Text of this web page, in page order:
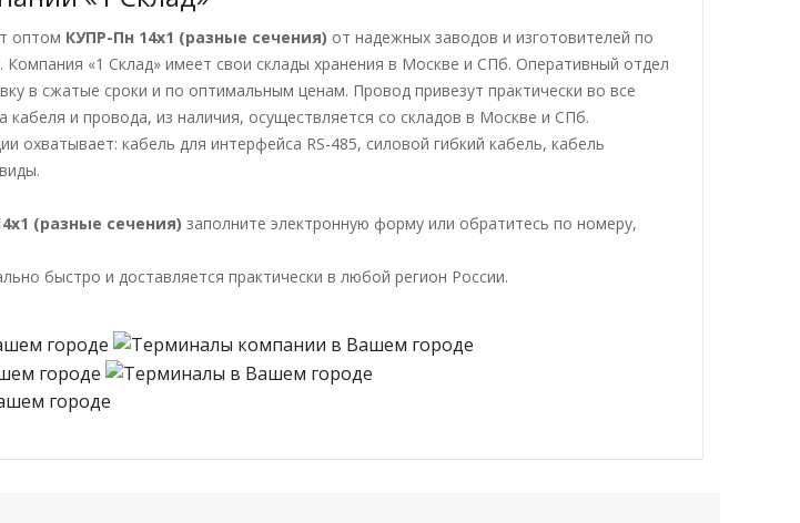
оптом КУПР-Пн 14х1 (разные сечения) от надежных заводов и изготовителей по
«1 Склад» имеет свои склады хранения в Москве и СПб. Оперативный отдел
в сжатые сроки и по оптимальным ценам. Провод привезут практически во все
и провода, из наличия, осуществляется со складов в Москве и СПб.
охватывает: кабель для интерфейса RS-485, силовой гибкий кабель, кабель
(разные сечения) заполните электронную форму или обратитесь по номеру,
быстро и доставляется практически в любой регион России.